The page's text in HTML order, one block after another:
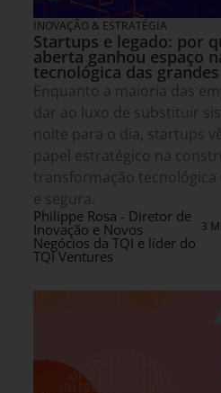
INOVAÇÃO & ESTRATÉGIA
Startups e legado: por
aberta ganhou espaço
tecnológica das
Enquanto a maioria das
dar ao luxo de substituir
noite para o dia, startups
papel estratégico na
transformação
e segura.
Philippe Rosa - Diretor de
Inovação e Novos
Negócios da TQI e líder do
TQI Ventures
3